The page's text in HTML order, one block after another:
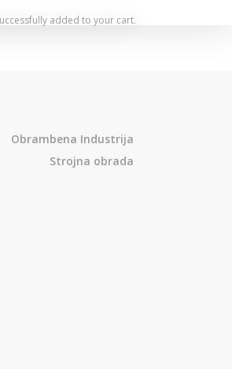
added to your cart.
Obrambena Industrija
Strojna obrada